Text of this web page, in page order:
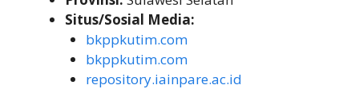
Situs/Sosial Media:
bkppkutim.com
bkppkutim.com
repository.iainpare.ac.id